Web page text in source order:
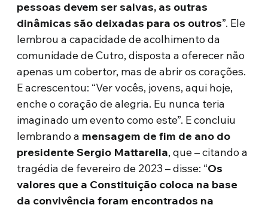
pessoas devem ser salvas, as outras
dinâmicas são deixadas para os outros”. Ele
lembrou a capacidade de acolhimento da
comunidade de Cutro, disposta a oferecer não
apenas um cobertor, mas de abrir os corações.
E acrescentou: “Ver vocês, jovens, aqui hoje,
enche o coração de alegria. Eu nunca teria
imaginado um evento como este”. E concluiu
lembrando a mensagem de fim de ano do
presidente Sergio Mattarella, que – citando a
tragédia de fevereiro de 2023 – disse: “Os
valores que a Constituição coloca na base
da convivência foram encontrados na